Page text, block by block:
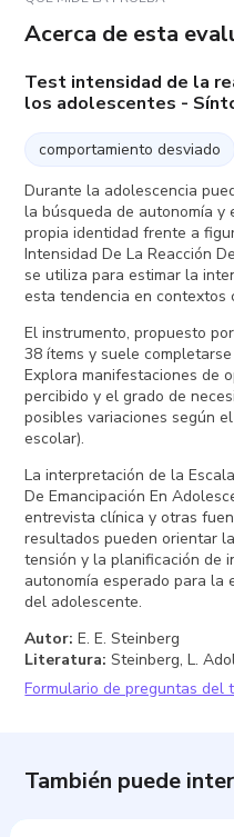
Acerca de esta
Test intensidad de la
los adolescentes -
comportamiento desviado
Durante la adolescencia
la búsqueda de autonomía y
propia identidad frente a
Intensidad De La Reacción
se utiliza para estimar la
esta tendencia en contextos
El instrumento, propuesto
38 ítems y suele
Explora manifestaciones de
percibido y el grado de
posibles variaciones según
escolar).
La interpretación de la
De Emancipación En
entrevista clínica y otras
resultados pueden orientar
tensión y la planificación de
autonomía esperado para
del adolescente.
Autor: E. E. Steinberg
Literatura: Steinberg, L.
Formulario de preguntas del
También puede